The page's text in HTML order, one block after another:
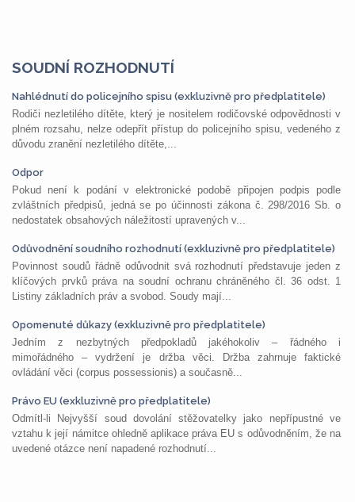
SOUDNÍ ROZHODNUTÍ
Nahlédnutí do policejního spisu (exkluzivně pro předplatitele)
Rodiči nezletilého dítěte, který je nositelem rodičovské odpovědnosti v
plném rozsahu, nelze odepřít přístup do policejního spisu, vedeného z
důvodu zranění nezletilého dítěte,...
Odpor
Pokud není k podání v elektronické podobě připojen podpis podle
zvláštních předpisů, jedná se po účinnosti zákona č. 298/2016 Sb. o
nedostatek obsahových náležitostí upravených v...
Odůvodnění soudního rozhodnutí (exkluzivně pro předplatitele)
Povinnost soudů řádně odůvodnit svá rozhodnutí představuje jeden z
klíčových prvků práva na soudní ochranu chráněného čl. 36 odst. 1
Listiny základních práv a svobod. Soudy mají...
Opomenuté důkazy (exkluzivně pro předplatitele)
Jedním z nezbytných předpokladů jakéhokoliv – řádného i
mimořádného – vydržení je držba věci. Držba zahrnuje faktické
ovládání věci (corpus possessionis) a současně...
Právo EU (exkluzivně pro předplatitele)
Odmítl-li Nejvyšší soud dovolání stěžovatelky jako nepřípustné ve
vztahu k její námitce ohledně aplikace práva EU s odůvodněním, že na
uvedené otázce není napadené rozhodnutí...